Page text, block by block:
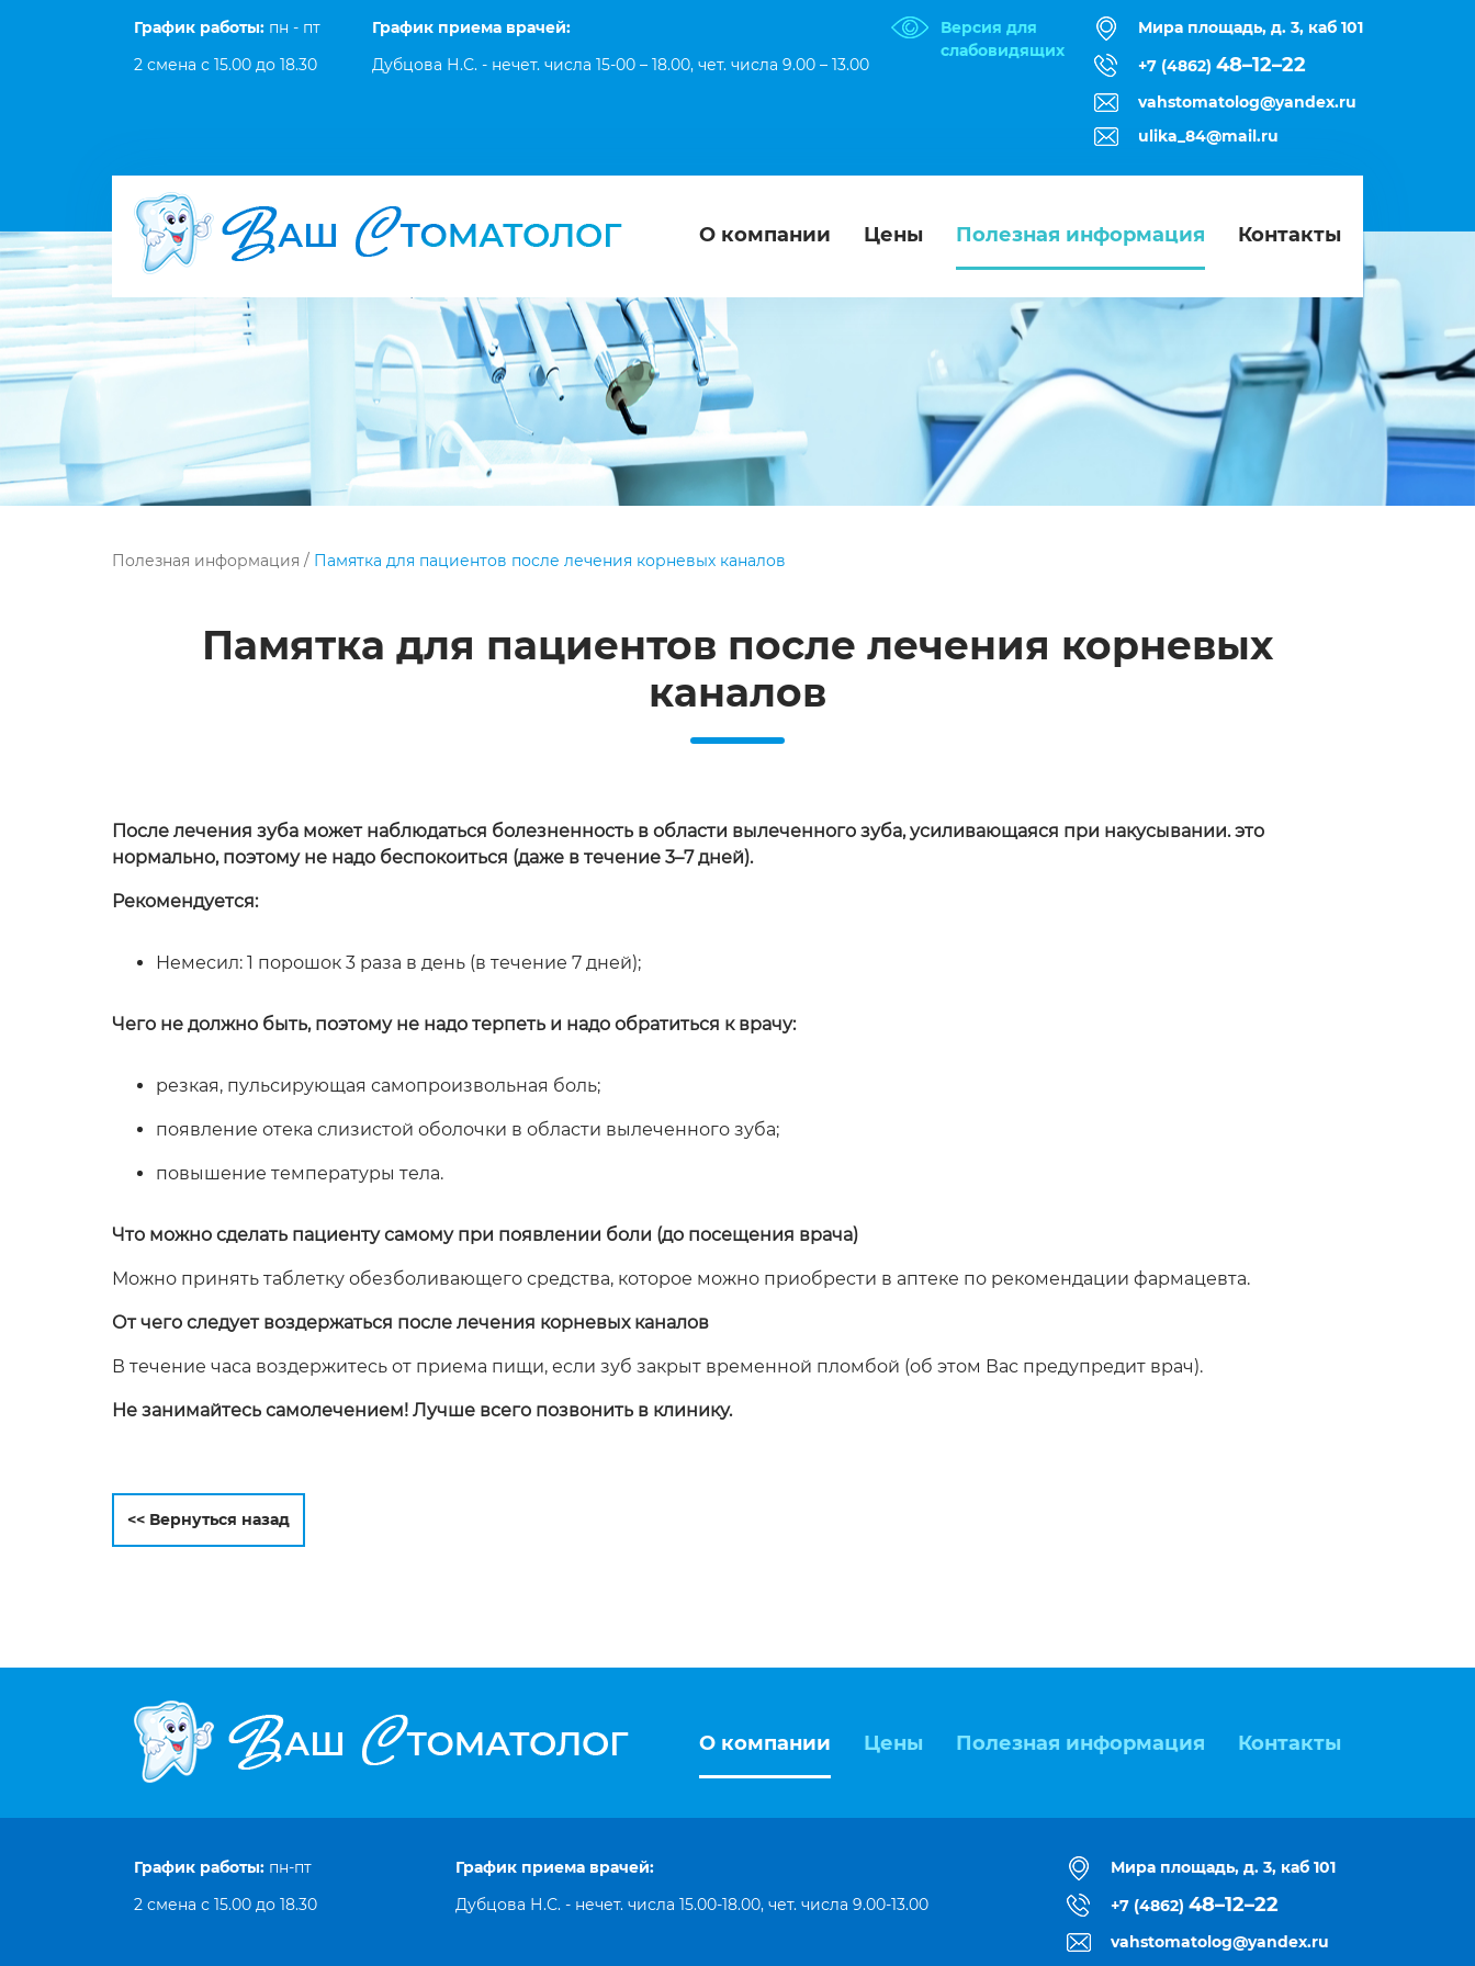
График работы: пн - пт
2 смена с 15.00 до 18.30
График приема врачей:
Дубцова Н.С. - нечет. числа 15-00 – 18.00, чет. числа 9.00 – 13.00
Версия для
слабовидящих
Мира площадь, д. 3, каб 101
+7 (4862) 48–12–22
vahstomatolog@yandex.ru
ulika_84@mail.ru
О компании Цены Полезная информация Контакты
Полезная информация / Памятка для пациентов после лечения корневых каналов
Памятка для пациентов после лечения корневых
каналов
После лечения зуба может наблюдаться болезненность в области вылеченного зуба, усиливающаяся при накусывании. это
нормально, поэтому не надо беспокоиться (даже в течение 3–7 дней).
Рекомендуется:
Немесил: 1 порошок 3 раза в день (в течение 7 дней);
Чего не должно быть, поэтому не надо терпеть и надо обратиться к врачу:
резкая, пульсирующая самопроизвольная боль;
появление отека слизистой оболочки в области вылеченного зуба;
повышение температуры тела.
Что можно сделать пациенту самому при появлении боли (до посещения врача)
Можно принять таблетку обезболивающего средства, которое можно приобрести в аптеке по рекомендации фармацевта.
От чего следует воздержаться после лечения корневых каналов
В течение часа воздержитесь от приема пищи, если зуб закрыт временной пломбой (об этом Вас предупредит врач).
Не занимайтесь самолечением! Лучше всего позвонить в клинику.
<< Вернуться назад
О компании Цены Полезная информация Контакты
График работы: пн‑пт
2 смена с 15.00 до 18.30
График приема врачей:
Дубцова Н.С. - нечет. числа 15.00‑18.00, чет. числа 9.00‑13.00
Мира площадь, д. 3, каб 101
+7 (4862) 48–12–22
vahstomatolog@yandex.ru